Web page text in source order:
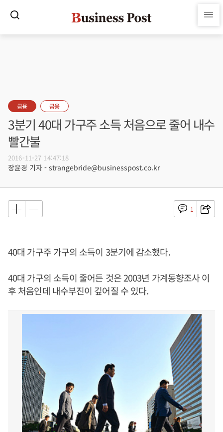
금융 금융
3분기 40대 가구주 소득 처음으로 줄어 내수
빨간불
2016-11-27 14:47:18
장윤경 기자 - strangebride@businesspost.co.kr
1
40대 가구주 가구의 소득이 3분기에 감소했다.
40대 가구의 소득이 줄어든 것은 2003년 가계동향조사 이
후 처음인데 내수부진이 깊어질 수 있다.